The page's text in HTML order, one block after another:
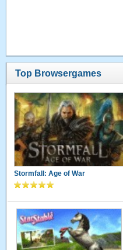
Top Browsergames
Stormfall: Age of War